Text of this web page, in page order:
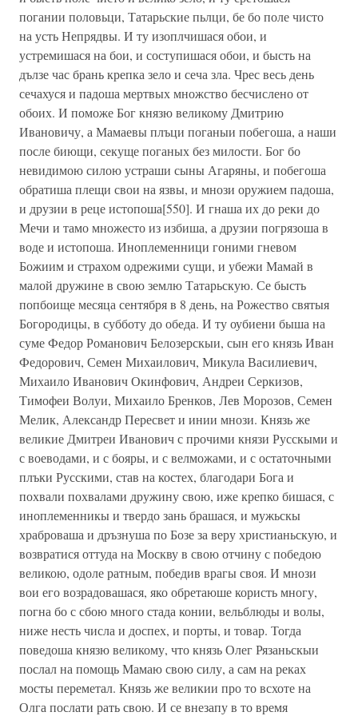
погании половьци, Татарьские пьлци, бе бо поле чисто
на усть Непрядвы. И ту изоплчишася обои, и
устремишася на бои, и соступишася обои, и бысть на
дълзе час брань крепка зело и сеча зла. Чрес весь день
сечахуся и падоша мертвых множство бесчислено от
обоих. И поможе Бог князю великому Дмитрию
Ивановичу, а Мамаевы плъци поганыи побегоша, а наши
после биющи, секуще поганых без милости. Бог бо
невидимою силою устраши сыны Агаряны, и побегоша
обратиша плещи свои на язвы, и мнози оружием падоша,
и друзии в реце истопоша[550]. И гнаша их до реки до
Мечи и тамо множесто из избиша, а друзии погрязоша в
воде и истопоша. Иноплеменници гоними гневом
Божиим и страхом одрежими сущи, и убежи Мамай в
малой дружине в свою землю Татарьскую. Се бысть
попбоище месяца сентября в 8 день, на Рожество святыя
Богородицы, в субботу до обеда. И ту оубиени быша на
суме Федор Романович Белозерскыи, сын его князь Иван
Федорович, Семен Михаилович, Микула Василиевич,
Михаило Иванович Окинфович, Андреи Серкизов,
Тимофеи Волуи, Михаило Бренков, Лев Морозов, Семен
Мелик, Александр Пересвет и инии мнози. Князь же
великие Дмитреи Иванович с прочими князи Русскыми и
с воеводами, и с бояры, и с велможами, и с остаточными
плъки Русскими, став на костех, благодари Бога и
похвали похвалами дружину свою, иже крепко бишася, с
иноплеменникы и твердо зань брашася, и мужьскы
храброваша и дръзнуша по Бозе за веру христианьскую, и
возвратися оттуда на Москву в свою отчину с победою
великою, одоле ратным, победив врагы своя. И мнози
вои его возрадовашася, яко обретаюше користь многу,
погна бо с сбою много стада конии, вельблюды и волы,
ниже несть числа и доспех, и порты, и товар. Тогда
поведоша князю великому, что князь Олег Рязаньскыи
послал на помощь Мамаю свою силу, а сам на реках
мосты переметал. Князь же великии про то всхоте на
Олга послати рать свою. И се внезапу в то время